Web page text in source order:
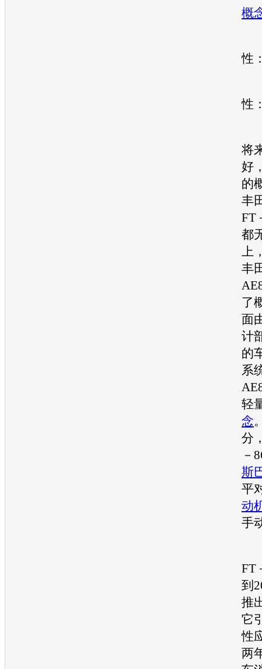
概
性
性
将
好
的
丰
FT
都
上
丰
了
面
计
的
系
轻
念
分
－
斯
平
动
手
FT
到
推
它
性
两